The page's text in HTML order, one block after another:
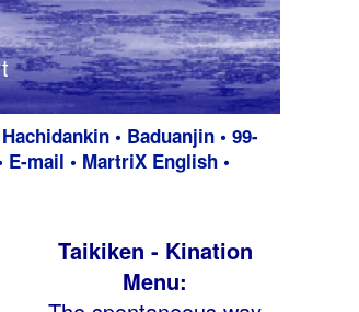
Hachidankin • Baduanjin• 99-
E-mail • MartriX English •
Taikiken - Kination
Menu: